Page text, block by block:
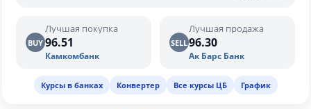
BUY
Лучшая покупка
96.51
Камкомбанк
SELL
Лучшая продажа
96.30
Ак Барс Банк
Курсы в банках Конвертер Все курсы ЦБ График